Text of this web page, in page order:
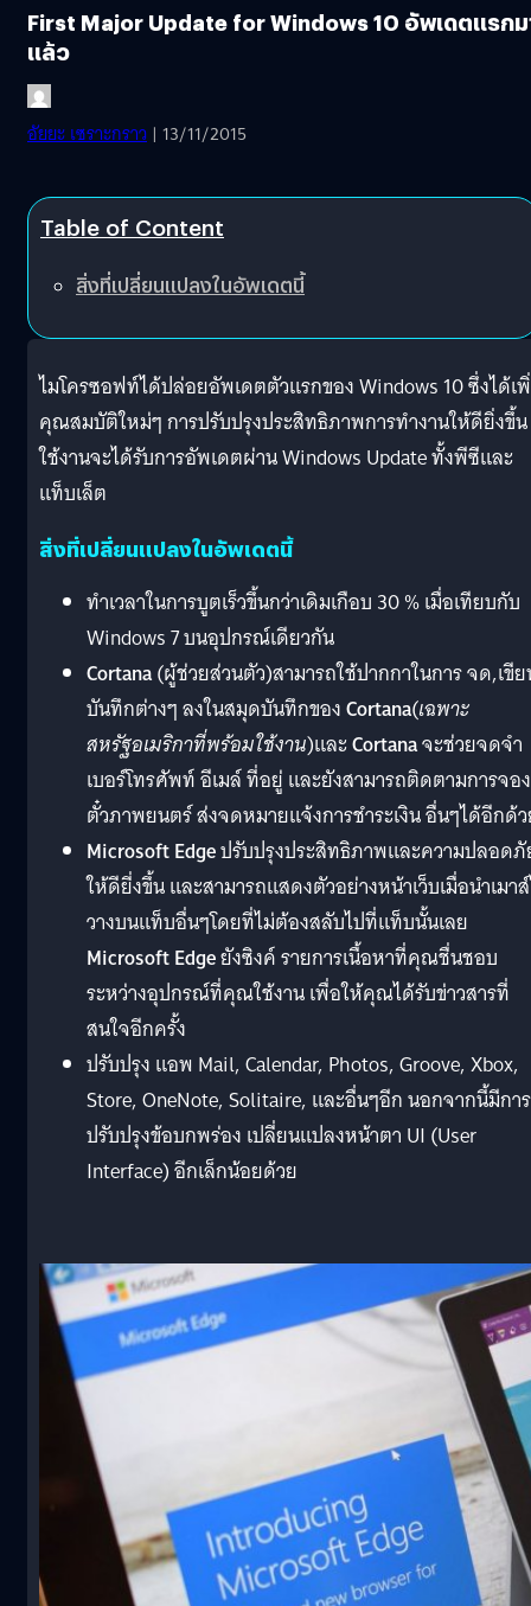
First Major Update for Windows 10 อัพเดตแรกม
แล้ว
อัยยะ เซราะกราว | 13/11/2015
Table of Content
สิ่งที่เปลี่ยนแปลงในอัพเดตนี้
ไมโครซอฟท์ได้ปล่อยอัพเดตตัวแรกของ Windows 10 ซึ่งได้เ
คุณสมบัติใหม่ๆ การปรับปรุงประสิทธิภาพการทำงานให้ดียิ่งขึ้
ใช้งานจะได้รับการอัพเดตผ่าน Windows Update ทั้งพีซีและ
แท็บเล็ต
สิ่งที่เปลี่ยนแปลงในอัพเดตนี้
ทำเวลาในการบูตเร็วขึ้นกว่าเดิมเกือบ 30 % เมื่อเทียบกับ
Windows 7 บนอุปกรณ์เดียวกัน
Cortana(ผู้ช่วยส่วนตัว)สามารถใช้ปากกาในการ จด,เขี
บันทึกต่างๆ ลงในสมุดบันทึกของCortana(เฉพาะ
สหรัฐอเมริกาที่พร้อมใช้งาน)และCortanaจะช่วยจดจำ
เบอร์โทรศัพท์ อีเมล์ ที่อยู่ และยังสามารถติดตามการจอง
ตั๋วภาพยนตร์ ส่งจดหมายแจ้งการชำระเงิน อื่นๆได้อีกด้
Microsoft Edgeปรับปรุงประสิทธิภาพและความปลอด
ให้ดียี่งขึ้น และสามารถแสดงตัวอย่างหน้าเว็บเมื่อนำเมา
วางบนแท็บอื่นๆโดยที่ไม่ต้องสลับไปที่แท็บนั้นเลย
Microsoft Edgeยังซิงค์ รายการเนื้อหาที่คุณชื่นชอบ
ระหว่างอุปกรณ์ที่คุณใช้งาน เพื่อให้คุณได้รับข่าวสารที่
สนใจอีกครั้ง
ปรับปรุง แอพ Mail, Calendar, Photos, Groove, Xbox,
Store, OneNote, Solitaire, และอื่นๆอีก นอกจากนี้มีการ
ปรับปรุงข้อบกพร่อง เปลี่ยนแปลงหน้าตา UI (User
Interface) อีกเล็กน้อยด้วย